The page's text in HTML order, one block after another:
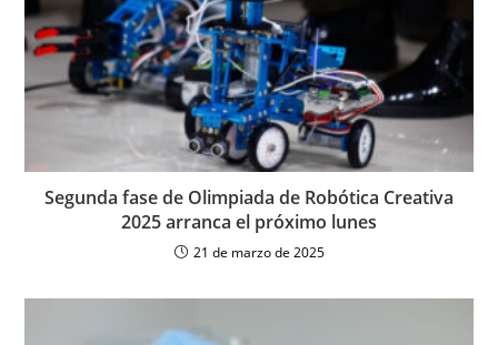
Segunda fase de Olimpiada de Robótica Creativa
2025 arranca el próximo lunes
21 de marzo de 2025